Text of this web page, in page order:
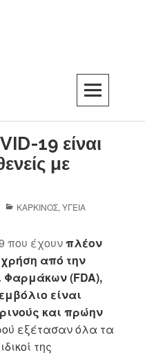
19 είναι
με
ΚΑΡΚΙΝΟΣ,ΥΓΕΙΑ
που έχουνπλέον
χρήση από την
(FDA),
είναι
και πρώην
εξέτασαν όλα τα
της